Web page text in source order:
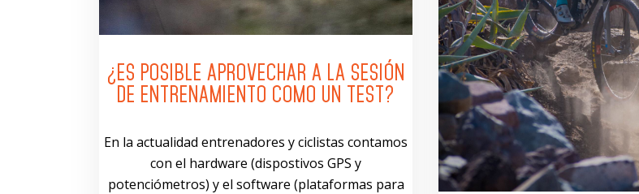
¿ES POSIBLE APROVECHAR A LA SESIÓN
DE ENTRENAMIENTO COMO UN TEST?
En la actualidad entrenadores y ciclistas contamos
con el hardware (dispostivos GPS y
potenciómetros) y el software (plataformas para